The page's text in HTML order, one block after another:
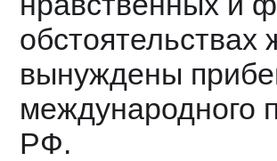
вынуждены
международного
РФ.